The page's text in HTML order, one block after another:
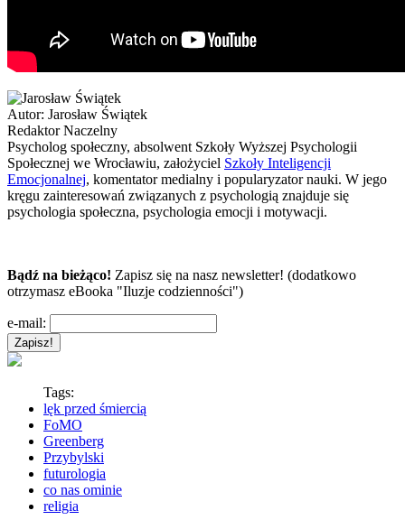
Autor: Jarosław Świątek
Redaktor Naczelny
Psycholog społeczny, absolwent Szkoły Wyższej Psychologii
Społecznej we Wrocławiu, założyciel Szkoły Inteligencji
Emocjonalnej, komentator medialny i popularyzator nauki. W jego
kręgu zainteresowań związanych z psychologią znajduje się
psychologia społeczna, psychologia emocji i motywacji.
Bądź na bieżąco! Zapisz się na nasz newsletter! (dodatkowo
otrzymasz eBooka "Iluzje codzienności")
e-mail:
Tags:
lęk przed śmiercią
FoMO
Greenberg
Przybylski
futurologia
co nas ominie
religia